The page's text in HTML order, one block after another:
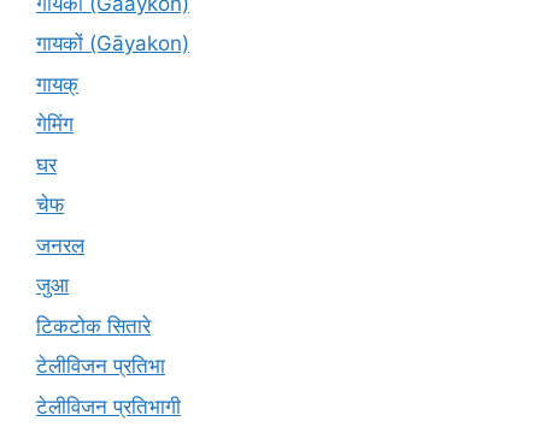
गायकों (Gāyakon)
गायक्
गेमिंग
घर
चेफ
जनरल
जुआ
टिकटोक सितारे
टेलीविजन प्रतिभा
टेलीविजन प्रतिभागी